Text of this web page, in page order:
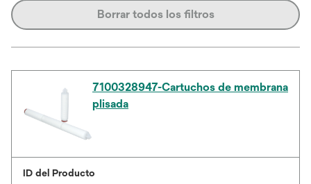
Borrar todos los filtros
7100328947-Cartuchos de membrana
plisada
ID del Producto